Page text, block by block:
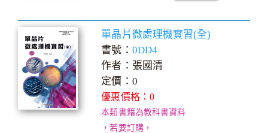
單晶片微處理機實習(全)
書號： 0DD4
作者：張國清
定價：0
優惠價格：0
本類書籍為教科書資料
，若要訂購，